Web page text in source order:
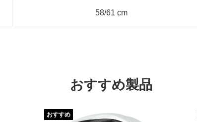
58/61 cm
おすすめ製品
おすすめ